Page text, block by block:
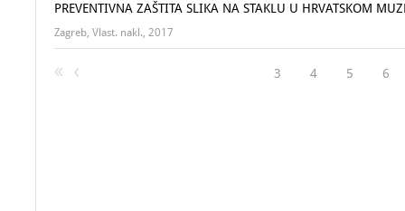
PREVENTIVNA ZAŠTITA SLIKA NA STAKLU U HRVATSKOM
Zagreb, Vlast. nakl., 2017
3 4 5 6